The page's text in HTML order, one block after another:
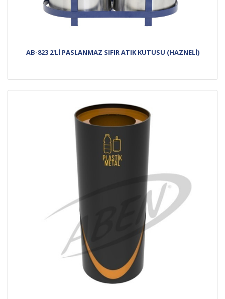
AB-823 2'Lİ PASLANMAZ SIFIR ATIK KUTUSU (HAZNELİ)